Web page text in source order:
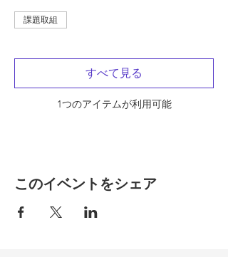
課題取組
1つのアイテムが利用可能
すべて見る
このイベントをシェア